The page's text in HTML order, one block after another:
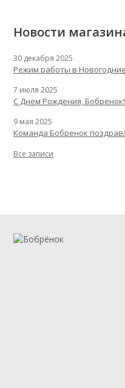
Новости
30 декабря 2025
Режим работы в
7 июля 2025
С Днем Рождения, Бобренок!
9 мая 2025
Команда Бобренок
Все записи